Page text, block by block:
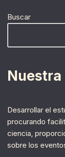
Buscar
Nuestra
Desarrollar el
procurando
ciencia,
sobre los